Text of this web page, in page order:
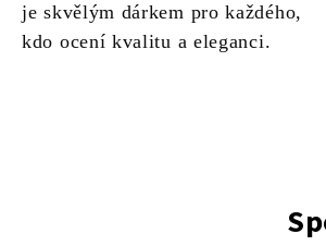
je skvělým dárkem pro každého,
kdo ocení kvalitu a eleganci.